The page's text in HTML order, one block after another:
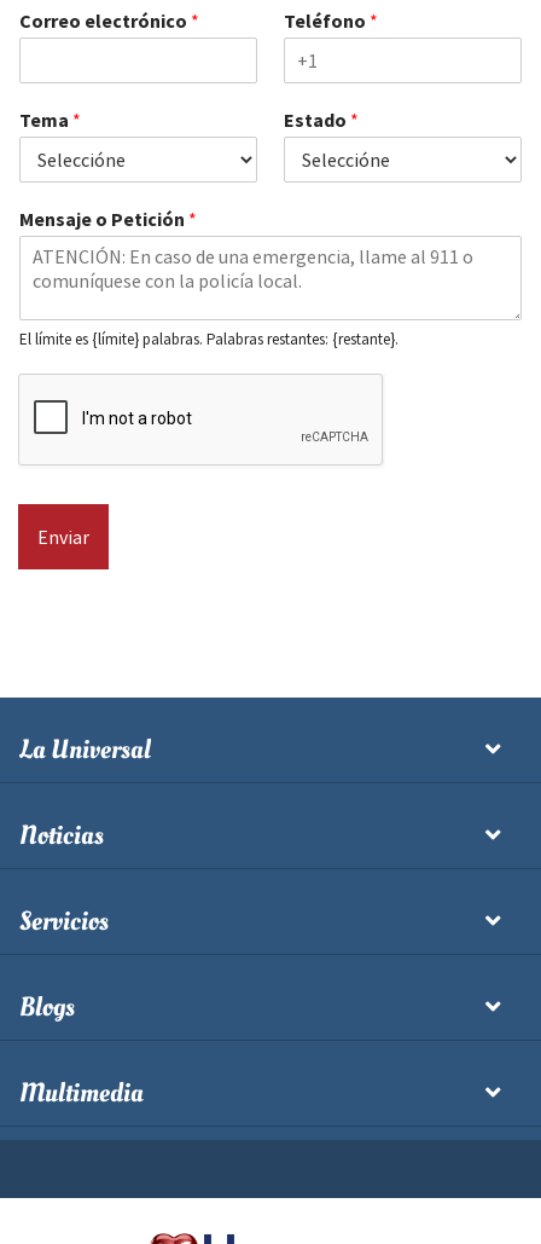
r
a
Correo electrónico * Teléfono *
Tema * Estado *
Mensaje o Petición *
El límite es {límite} palabras. Palabras restantes: {restante}.
Enviar
La Universal
Noticias
Servicios
Blogs
Multimedia